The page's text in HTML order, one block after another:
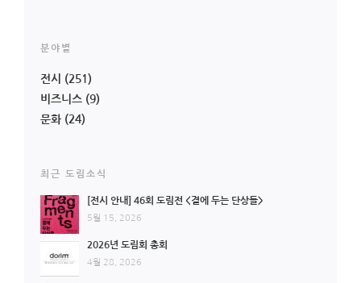
분야별
전시
(251)
비즈니스 (9)
문화 (24)
최근 도림소식
[전시 안내] 46회 도림전 <곁에 두는 단상들>
5월 15, 2026
2026년 도림회 총회
4월 28, 2026